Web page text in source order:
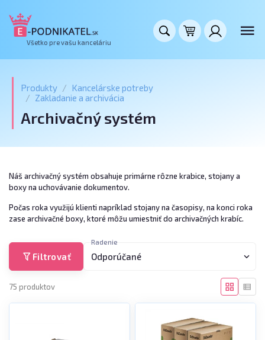
Všetko pre vašu kanceláriu
Produkty
Kancelárske potreby
Zakladanie a archivácia
Archivačný systém
Náš archivačný systém obsahuje primárne rôzne krabice, stojany a
boxy na uchovávanie dokumentov.
Počas roka využijú klienti napríklad stojany na časopisy, na konci roka
zase archivačné boxy, ktoré môžu umiestniť do archivačných krabíc.
Filtrovať Odporúčané
Radenie
75 produktov